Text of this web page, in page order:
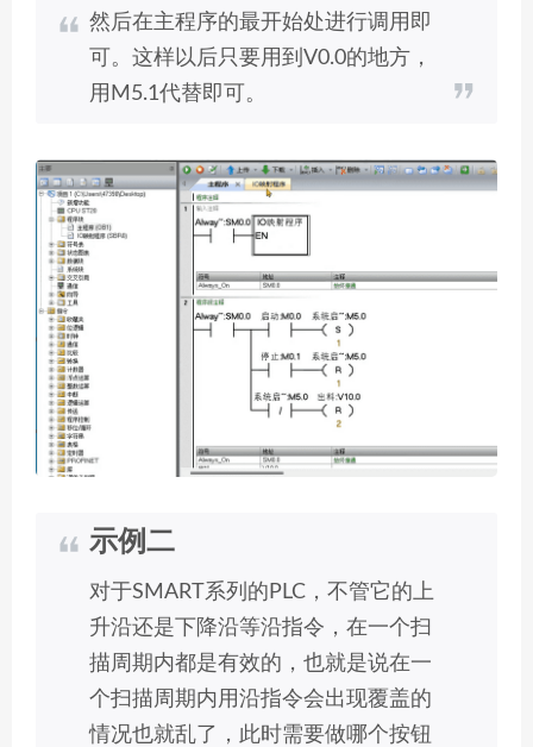
然后在主程序的最开始处进行调用即
可。这样以后只要用到V0.0的地方，
用M5.1代替即可。
示例二
对于SMART系列的PLC，不管它的上
升沿还是下降沿等沿指令，在一个扫
描周期内都是有效的，也就是说在一
个扫描周期内用沿指令会出现覆盖的
情况也就乱了，此时需要做哪个按钮